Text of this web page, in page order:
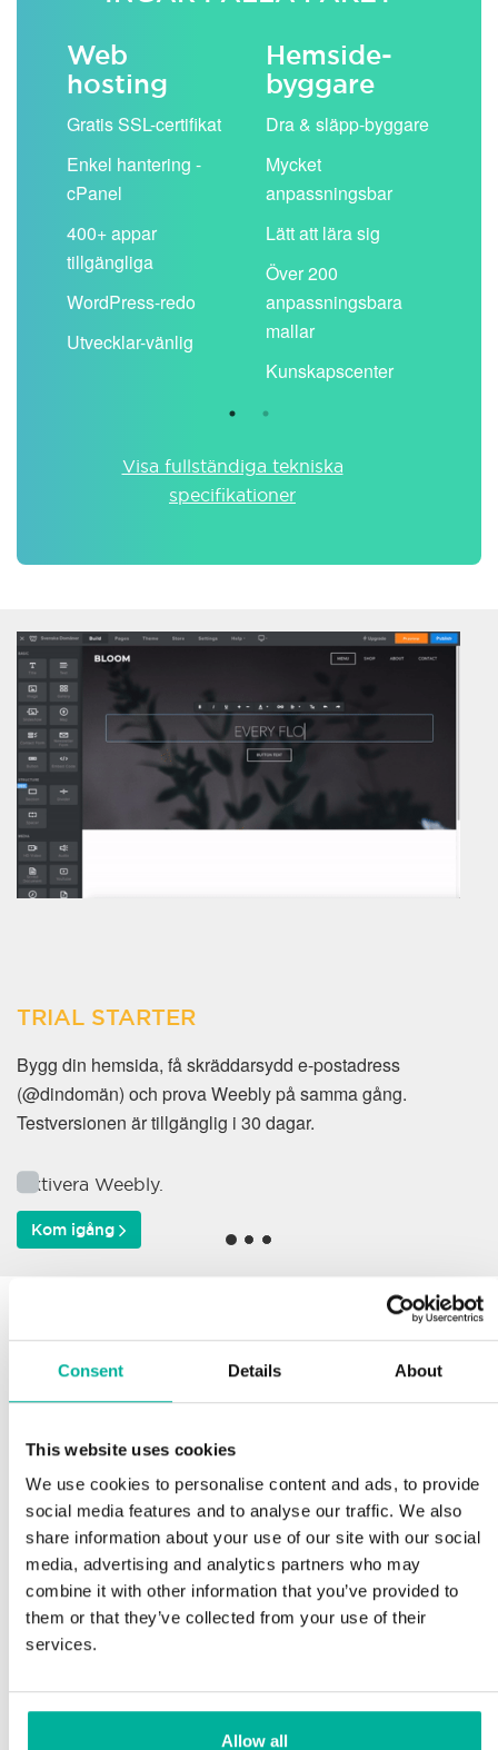
Consent Details About
This website uses cookies
We use cookies to personalise content and ads, to provide
social media features and to analyse our traffic. We also
share information about your use of our site with our social
media, advertising and analytics partners who may
combine it with other information that you’ve provided to
them or that they’ve collected from your use of their
services.
Allow all
Web
hosting
Gratis SSL-certifikat
Enkel hantering -
cPanel
400+ appar
tillgängliga
WordPress-redo
Utvecklar-vänlig
Hemside­
byggare
Dra & släpp-byggare
Mycket
anpassningsbar
Lätt att lära sig
Över 200
anpassningsbara
mallar
Kunskapscenter
Visa fullständiga tekniska
specifikationer
TRIAL STARTER
Bygg din hemsida, få skräddarsydd e-postadress
(@dindomän) och prova Weebly på samma gång.
Testversionen är tillgänglig i 30 dagar.
Aktivera Weebly.
Kom igång
Varför väljer våra kunder
oss?
Support
Du förtjänar att ha de allra bästa
förutsättningarna för din verksamhet.
Vi har en trevlig och kunnig
tjänster.